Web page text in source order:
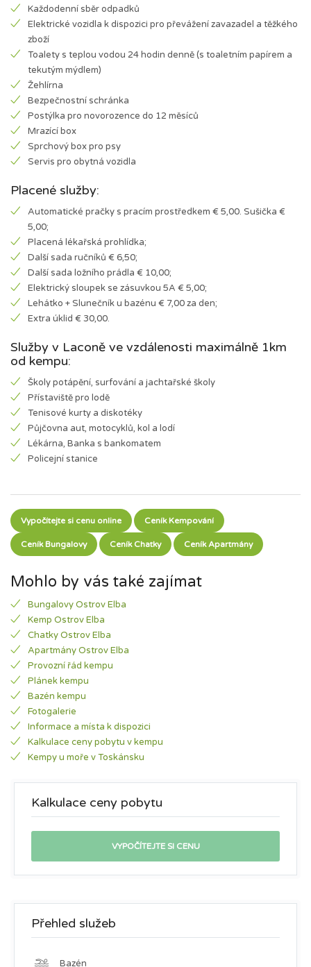
Každodenní sběr odpadků
Elektrické vozidla k dispozici pro převážení zavazadel a těžkého
zboží
Toalety s teplou vodou 24 hodin denně (s toaletním papírem a
tekutým mýdlem)
Žehlírna
Bezpečnostní schránka
Postýlka pro novorozence do 12 měsíců
Mrazící box
Sprchový box pro psy
Servis pro obytná vozidla
Placené služby:
Automatické pračky s pracím prostředkem € 5,00. Sušička €
5,00;
Placená lékařská prohlídka;
Další sada ručníků € 6,50;
Další sada ložního prádla € 10,00;
Elektrický sloupek se zásuvkou 5A € 5,00;
Lehátko + Slunečník u bazénu € 7,00 za den;
Extra úklid € 30,00.
Služby v Laconě ve vzdálenosti maximálně 1km
od kempu:
Školy potápění, surfování a jachtařské školy
Přístaviště pro lodě
Tenisové kurty a diskotéky
Půjčovna aut, motocyklů, kol a lodí
Lékárna, Banka s bankomatem
Policejní stanice
Vypočítejte si cenu online Ceník Kempování
Ceník Bungalovy Ceník Chatky Ceník Apartmány
Mohlo by vás také zajímat
Bungalovy Ostrov Elba
Kemp Ostrov Elba
Chatky Ostrov Elba
Apartmány Ostrov Elba
Provozní řád kempu
Plánek kempu
Bazén kempu
Fotogalerie
Informace a místa k dispozici
Kalkulace ceny pobytu v kempu
Kempy u moře v Toskánsku
Kalkulace ceny pobytu
Přehled služeb
Bazén